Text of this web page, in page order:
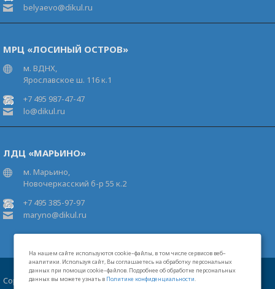
На нашем сайте используются cookie–файлы, в том числе сервисов веб–
аналитики. Используя сайт, Вы соглашаетесь на обработку персональных
данных при помощи cookie–файлов. Подробнее об обработке персональных
данных вы можете узнать в Политике конфиденциальности.
belyaevo@dikul.ru
МРЦ «ЛОСИНЫЙ ОСТРОВ»
м. ВДНХ,
Ярославское ш. 116 к.1
+7 495 987-47-47
lo@dikul.ru
ЛДЦ «МАРЬИНО»
м. Марьино,
Новочеркасский б-р 55 к.2
+7 495 385-97-97
maryno@dikul.ru
Copyright 2026 Московские центры В.И.Дикуля®